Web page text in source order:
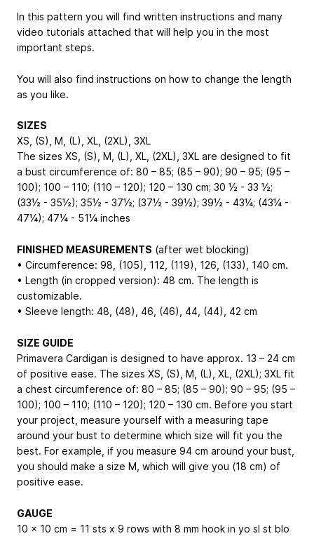
In this pattern you will find written instructions and many
video tutorials attached that will help you in the most
important steps.
You will also find instructions on how to change the length
as you like.
SIZES
XS, (S), M, (L), XL, (2XL), 3XL
The sizes XS, (S), M, (L), XL, (2XL), 3XL are designed to fit
a bust circumference of: 80 – 85; (85 – 90); 90 – 95; (95 –
100); 100 – 110; (110 – 120); 120 – 130 cm; 30 ½ - 33 ½;
(33½ - 35½); 35½ - 37½; (37½ - 39½); 39½ - 43¼; (43¼ -
47¼); 47¼ - 51¼ inches
FINISHED MEASUREMENTS (after wet blocking)
• Circumference: 98, (105), 112, (119), 126, (133), 140 cm.
• Length (in cropped version): 48 cm. The length is
customizable.
• Sleeve length: 48, (48), 46, (46), 44, (44), 42 cm
SIZE GUIDE
Primavera Cardigan is designed to have approx. 13 – 24 cm
of positive ease. The sizes XS, (S), M, (L), XL, (2XL); 3XL fit
a chest circumference of: 80 – 85; (85 – 90); 90 – 95; (95 –
100); 100 – 110; (110 – 120); 120 – 130 cm. Before you start
your project, measure yourself with a measuring tape
around your bust to determine which size will fit you the
best. For example, if you measure 94 cm around your bust,
you should make a size M, which will give you (18 cm) of
positive ease.
GAUGE
10 x 10 cm = 11 sts x 9 rows with 8 mm hook in yo sl st blo